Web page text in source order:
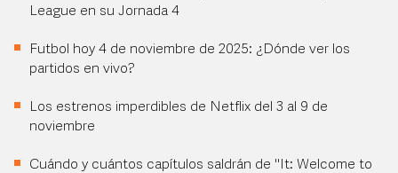
League en su Jornada 4
Futbol hoy 4 de noviembre de 2025: ¿Dónde ver los
partidos en vivo?
Los estrenos imperdibles de Netflix del 3 al 9 de
noviembre
Cuándo y cuántos capítulos saldrán de "It: Welcome to